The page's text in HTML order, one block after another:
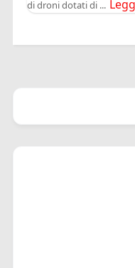
di droni dotati di ...